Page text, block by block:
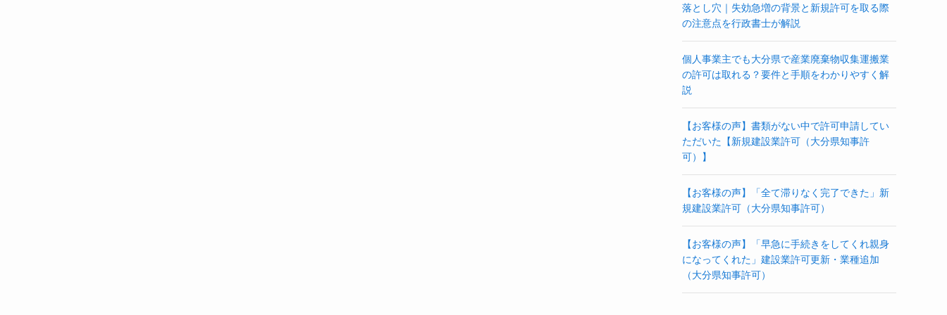
落とし穴｜失効急増の背景と新規許可を取る際
の注意点を行政書士が解説
個人事業主でも大分県で産業廃棄物収集運搬業
の許可は取れる？要件と手順をわかりやすく解
説
【お客様の声】書類がない中で許可申請してい
ただいた【新規建設業許可（大分県知事許
可）】
【お客様の声】「全て滞りなく完了できた」新
規建設業許可（大分県知事許可）
【お客様の声】「早急に手続きをしてくれ親身
になってくれた」建設業許可更新・業種追加
（大分県知事許可）